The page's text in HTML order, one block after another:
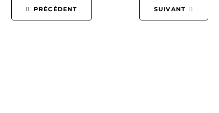
PRÉCÉDENT SUIVANT